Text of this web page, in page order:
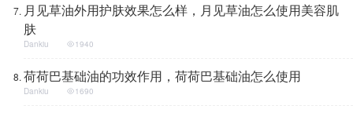
月见草油外用护肤效果怎么样，月见草油怎么使用美容肌
肤
Dankiu 1940
荷荷巴基础油的功效作用，荷荷巴基础油怎么使用
Dankiu 1690